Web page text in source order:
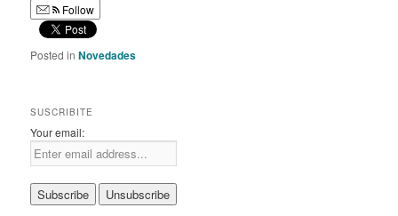
Follow
Posted in Novedades
SUSCRIBITE
Your email: